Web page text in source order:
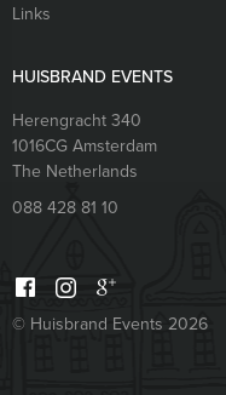
Links
HUISBRAND EVENTS
Herengracht 340
1016CG Amsterdam
The Netherlands
088 428 81 10
© Huisbrand Events 2026